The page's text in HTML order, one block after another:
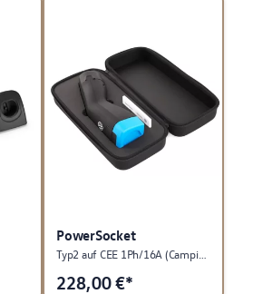
PowerSocket
Typ2 auf CEE 1Ph/16A (Campingstecker)
228,00€*